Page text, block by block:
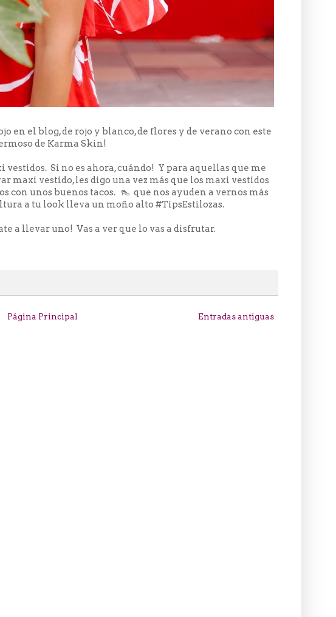
en el blog, de rojo y blanco, de flores y de verano con este
de Karma Skin!
Si no es ahora, cuándo! Y para aquellas que me
maxi vestido, les digo una vez más que los maxi vestidos
con unos buenos tacos. 👠 que nos ayuden a vernos más
a tu look lleva un moño alto #TipsEstilozas.
a llevar uno! Vas a ver que lo vas a disfrutar.
Entradas antiguas
Página Principal